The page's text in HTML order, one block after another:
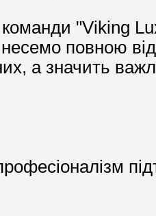
команди "Viking
повною
а значить